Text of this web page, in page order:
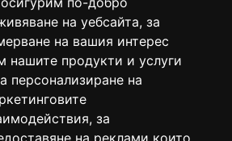
на уебсайта, за
на вашия интерес
нашите продукти и услуги
персонализиране на
, за
на реклами които